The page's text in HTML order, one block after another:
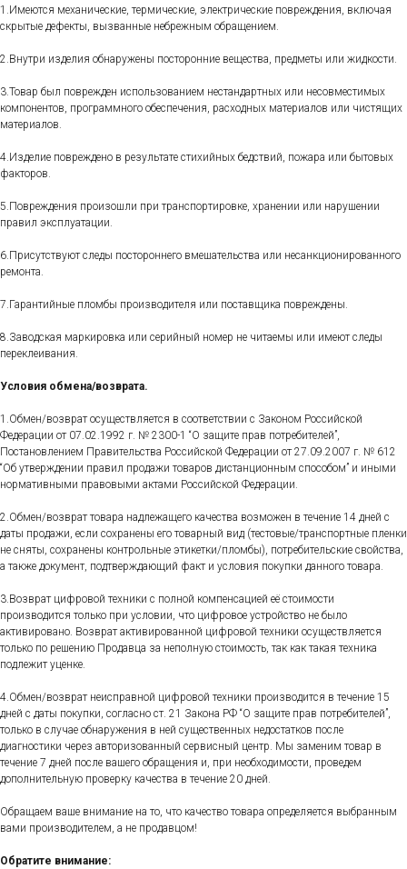
1.Имеются механические, термические, электрические повреждения, включая
скрытые дефекты, вызванные небрежным обращением.
2.Внутри изделия обнаружены посторонние вещества, предметы или жидкости.
3.Товар был поврежден использованием нестандартных или несовместимых
компонентов, программного обеспечения, расходных материалов или чистящих
материалов.
4.Изделие повреждено в результате стихийных бедствий, пожара или бытовых
факторов.
5.Повреждения произошли при транспортировке, хранении или нарушении
правил эксплуатации.
6.Присутствуют следы постороннего вмешательства или несанкционированного
ремонта.
7.Гарантийные пломбы производителя или поставщика повреждены.
8.Заводская маркировка или серийный номер не читаемы или имеют следы
переклеивания.
Условия обмена/возврата.
1.Обмен/возврат осуществляется в соответствии с Законом Российской
Федерации от 07.02.1992 г. № 2300-1 “О защите прав потребителей”,
Постановлением Правительства Российской Федерации от 27.09.2007 г. № 612
“Об утверждении правил продажи товаров дистанционным способом” и иными
нормативными правовыми актами Российской Федерации.
2.Обмен/возврат товара надлежащего качества возможен в течение 14 дней с
даты продажи, если сохранены его товарный вид (тестовые/транспортные пленки
не сняты, сохранены контрольные этикетки/пломбы), потребительские свойства,
а также документ, подтверждающий факт и условия покупки данного товара.
3.Возврат цифровой техники с полной компенсацией её стоимости
производится только при условии, что цифровое устройство не было
активировано. Возврат активированной цифровой техники осуществляется
только по решению Продавца за неполную стоимость, так как такая техника
подлежит уценке.
4.Обмен/возврат неисправной цифровой техники производится в течение 15
дней с даты покупки, согласно ст. 21 Закона РФ “О защите прав потребителей”,
только в случае обнаружения в ней существенных недостатков после
диагностики через авторизованный сервисный центр. Мы заменим товар в
течение 7 дней после вашего обращения и, при необходимости, проведем
дополнительную проверку качества в течение 20 дней.
Обращаем ваше внимание на то, что качество товара определяется выбранным
вами производителем, а не продавцом!
Обратите внимание: